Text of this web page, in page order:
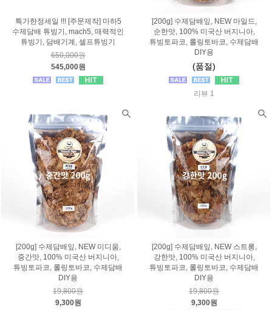
특가한정세일 !!! [주문제작] 마하5
수제담배 튜빙기, mach5, 매력적인
튜빙기, 담배기계, 셀프튜빙기
650,000원
545,000원
[200g] 수제담배잎, NEW 마일드,
순한맛, 100% 미국산 버지니아,
튜빙토파코, 롤링토바코, 수제담배
DIY용
(품절)
리뷰 1
[200g] 수제담배잎, NEW 미디움,
중간맛, 100% 미국산 버지니아,
튜빙토파코, 롤링토바코, 수제담배
DIY용
19,800원
9,300원
[200g] 수제담배잎, NEW 스트롱,
강한맛, 100% 미국산 버지니아,
튜빙토파코, 롤링토바코, 수제담배
DIY용
19,800원
9,300원